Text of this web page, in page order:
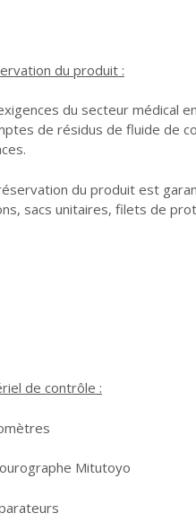
du produit :
du secteur médical
de résidus de fluide de
du produit est
sacs unitaires, filets de
de contrôle :
Mitutoyo